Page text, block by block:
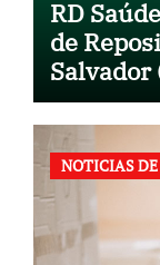
RD
de
Salvador
NOTICIAS DE